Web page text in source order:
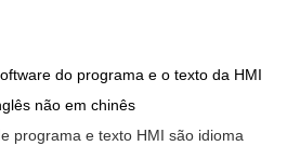
do programa e o texto da HMI
não em chinês
programa e texto HMI são idioma